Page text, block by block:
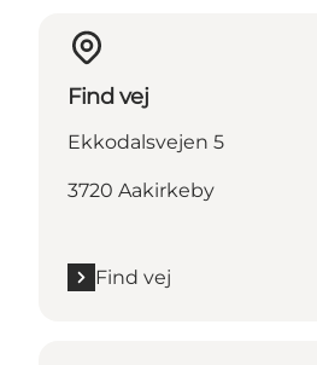
Find vej
Ekkodalsvejen 5
3720 Aakirkeby
Find vej